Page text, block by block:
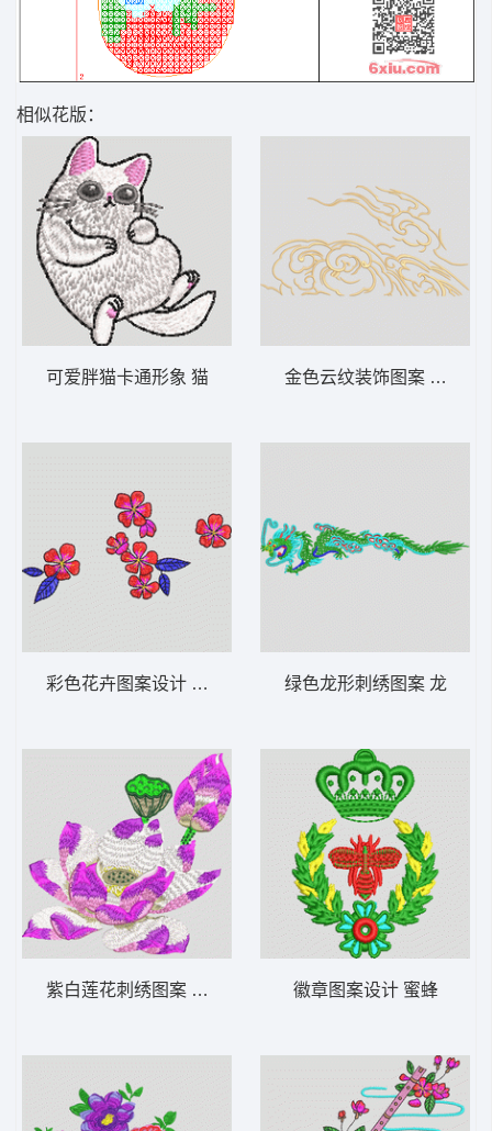
相似花版：
可爱胖猫卡通形象 猫
彩色花卉图案设计 简单花
紫白莲花刺绣图案 靓花 荷花
金色云纹装饰图案 汉服 云
绿色龙形刺绣图案 龙
徽章图案设计 蜜蜂